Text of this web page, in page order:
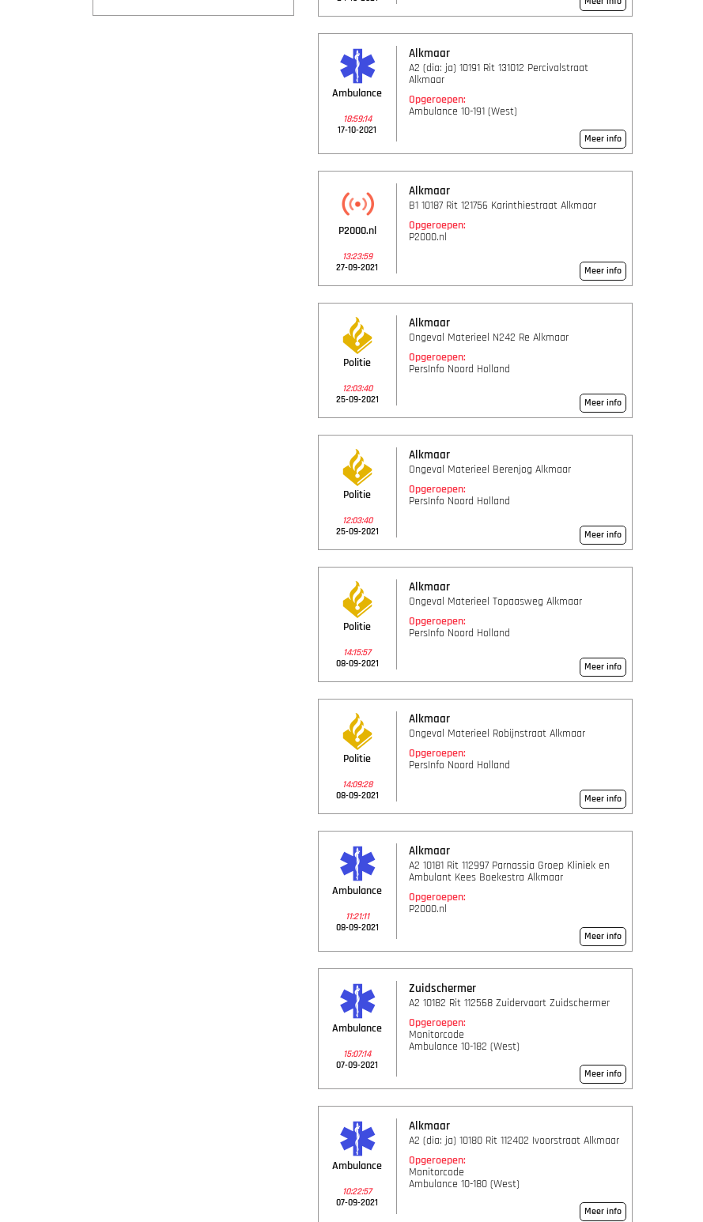
Ambulance
18:59:14
17-10-2021
Alkmaar
A2 (dia: ja) 10191 Rit 131012 Percivalstraat
Alkmaar
Opgeroepen:
Ambulance 10-191 (West)
Meer info
P2000.nl
13:23:59
27-09-2021
Alkmaar
B1 10187 Rit 121756 Karinthiestraat Alkmaar
Opgeroepen:
P2000.nl
Meer info
Politie
12:03:40
25-09-2021
Alkmaar
Ongeval Materieel N242 Re Alkmaar
Opgeroepen:
PersInfo Noord Holland
Meer info
Politie
12:03:40
25-09-2021
Alkmaar
Ongeval Materieel Berenjog Alkmaar
Opgeroepen:
PersInfo Noord Holland
Meer info
Politie
14:15:57
08-09-2021
Alkmaar
Ongeval Materieel Topaasweg Alkmaar
Opgeroepen:
PersInfo Noord Holland
Meer info
Politie
14:09:28
08-09-2021
Alkmaar
Ongeval Materieel Robijnstraat Alkmaar
Opgeroepen:
PersInfo Noord Holland
Meer info
Ambulance
11:21:11
08-09-2021
Alkmaar
A2 10181 Rit 112997 Parnassia Groep Kliniek en
Ambulant Kees Boekestra Alkmaar
Opgeroepen:
P2000.nl
Meer info
Ambulance
15:07:14
07-09-2021
Zuidschermer
A2 10182 Rit 112568 Zuidervaart Zuidschermer
Opgeroepen:
Monitorcode
Ambulance 10-182 (West)
Meer info
Ambulance
10:22:57
07-09-2021
Alkmaar
A2 (dia: ja) 10180 Rit 112402 Ivoorstraat Alkmaar
Opgeroepen:
Monitorcode
Ambulance 10-180 (West)
Meer info